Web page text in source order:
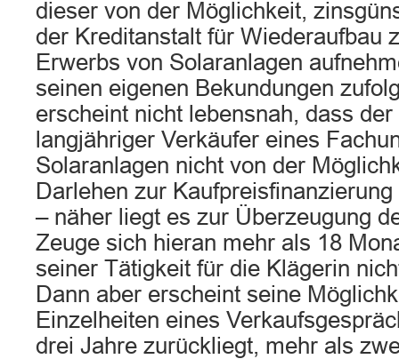
dieser von der Möglichkeit,
der Kreditanstalt für Wiederaufbau
Erwerbs von Solaranlagen
seinen eigenen Bekundungen
erscheint nicht lebensnah, dass
langjähriger Verkäufer eines
Solaranlagen nicht von der
Darlehen zur
– näher liegt es zur Überzeugung
Zeuge sich hieran mehr als 18
seiner Tätigkeit für die Klägerin
Dann aber erscheint seine
Einzelheiten eines
drei Jahre zurückliegt, mehr als